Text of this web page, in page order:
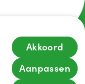
Akkoord
Aanpassen